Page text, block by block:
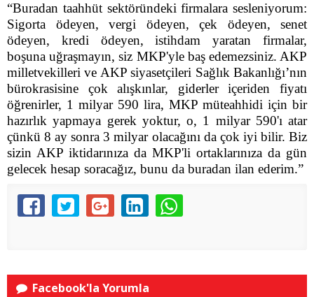
“Buradan taahhüt sektöründeki firmalara sesleniyorum:
Sigorta ödeyen, vergi ödeyen, çek ödeyen, senet
ödeyen, kredi ödeyen, istihdam yaratan firmalar,
boşuna uğraşmayın, siz MKP'yle baş edemezsiniz. AKP
milletvekilleri ve AKP siyasetçileri Sağlık Bakanlığı’nın
bürokrasisine çok alışkınlar, giderler içeriden fiyatı
öğrenirler, 1 milyar 590 lira, MKP müteahhidi için bir
hazırlık yapmaya gerek yoktur, o, 1 milyar 590'ı atar
çünkü 8 ay sonra 3 milyar olacağını da çok iyi bilir. Biz
sizin AKP iktidarınıza da MKP'li ortaklarınıza da gün
gelecek hesap soracağız, bunu da buradan ilan ederim.”
Facebook'la Yorumla